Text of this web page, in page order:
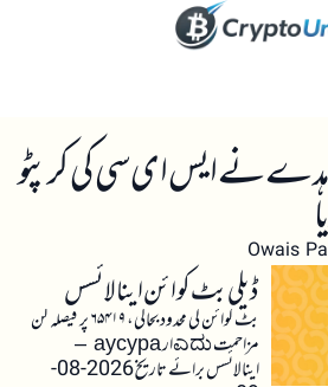
نے ایس ای سی کی کرپٹو
Owais
ڈیلی بٹ کوائن اینالائسس
بٹ کوائن کی محدود بحالی، ۶۵۴۱۹ پر فیصلہ کن
مزاحمت ಎದುار аусура –
اینالائسس برائے تاریخ 2026-08-